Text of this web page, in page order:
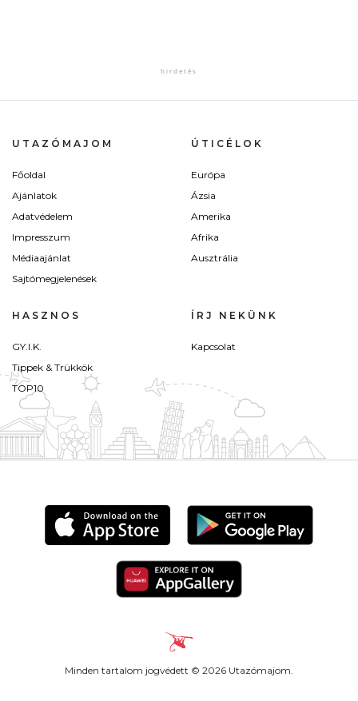
UTAZÓMAJOM
Főoldal
Ajánlatok
Adatvédelem
Impresszum
Médiaajánlat
Sajtómegjelenések
ÚTICÉLOK
Európa
Ázsia
Amerika
Afrika
Ausztrália
HASZNOS
GY.I.K.
Tippek & Trükkök
TOP10
ÍRJ NEKÜNK
Kapcsolat
Minden tartalom jogvédett © 2026 Utazómajom.